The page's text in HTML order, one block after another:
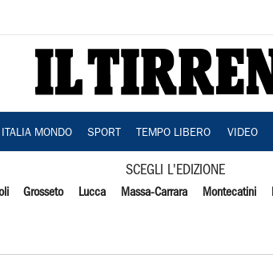
ITALIA MONDO SPORT TEMPO LIBERO VIDEO
SCEGLI L'EDIZIONE
Grosseto Lucca Massa-Carrara Montecatini